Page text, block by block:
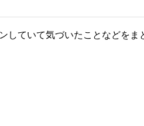
ていて気づいたことなどをま